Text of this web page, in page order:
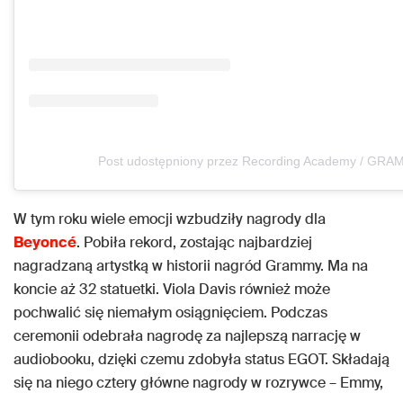
Post udostępniony przez Recording Academy /
W tym roku wiele emocji wzbudziły nagrody dla
Beyoncé. Pobiła rekord, zostając najbardziej
nagradzaną artystką w historii nagród Grammy. Ma na
koncie aż 32 statuetki. Viola Davis również może
pochwalić się niemałym osiągnięciem. Podczas
ceremonii odebrała nagrodę za najlepszą narrację w
audiobooku, dzięki czemu zdobyła status EGOT. Składają
się na niego cztery główne nagrody w rozrywce – Emmy,